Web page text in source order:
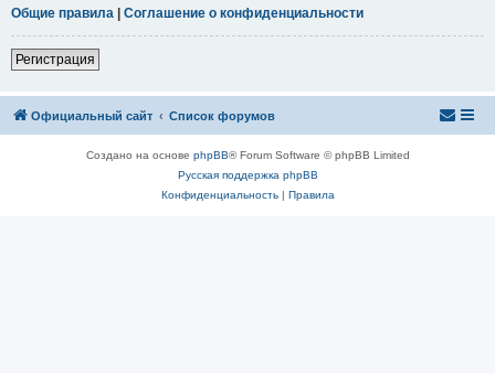
Общие правила | Соглашение о конфиденциальности
Регистрация
Официальный сайт Список форумов
Создано на основе phpBB® Forum Software © phpBB Limited
Русская поддержка phpBB
Конфиденциальность| Правила